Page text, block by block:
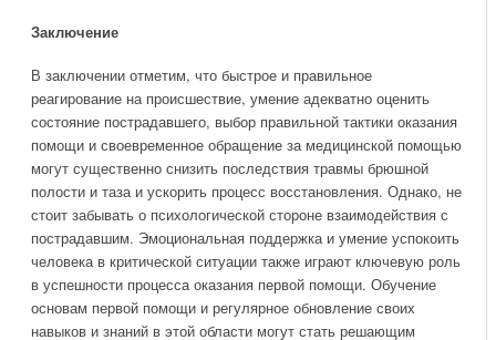
Заключение
В заключении отметим, что быстрое и правильное
реагирование на происшествие, умение адекватно оценить
состояние пострадавшего, выбор правильной тактики оказания
помощи и своевременное обращение за медицинской помощью
могут существенно снизить последствия травмы брюшной
полости и таза и ускорить процесс восстановления. Однако, не
стоит забывать о психологической стороне взаимодействия с
пострадавшим. Эмоциональная поддержка и умение успокоить
человека в критической ситуации также играют ключевую роль
в успешности процесса оказания первой помощи. Обучение
основам первой помощи и регулярное обновление своих
навыков и знаний в этой области могут стать решающим